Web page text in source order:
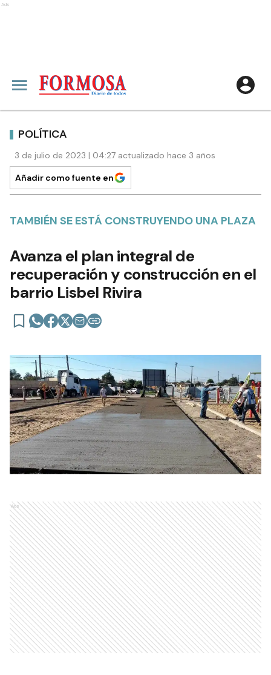
Ads
POLÍTICA
3 de julio de 2023 | 04:27 actualizado hace 3 años
Añadir como fuente en
TAMBIÉN SE ESTÁ CONSTRUYENDO UNA PLAZA
Avanza el plan integral de
recuperación y construcción en el
barrio Lisbel Rivira
Ads